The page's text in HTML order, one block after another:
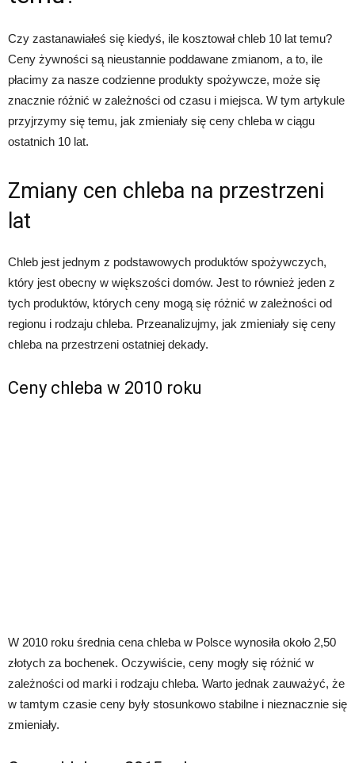
Czy zastanawiałeś się kiedyś, ile kosztował chleb 10 lat temu?
Ceny żywności są nieustannie poddawane zmianom, a to, ile
płacimy za nasze codzienne produkty spożywcze, może się
znacznie różnić w zależności od czasu i miejsca. W tym artykule
przyjrzymy się temu, jak zmieniały się ceny chleba w ciągu
ostatnich 10 lat.
Zmiany cen chleba na przestrzeni
lat
Chleb jest jednym z podstawowych produktów spożywczych,
który jest obecny w większości domów. Jest to również jeden z
tych produktów, których ceny mogą się różnić w zależności od
regionu i rodzaju chleba. Przeanalizujmy, jak zmieniały się ceny
chleba na przestrzeni ostatniej dekady.
Ceny chleba w 2010 roku
W 2010 roku średnia cena chleba w Polsce wynosiła około 2,50
złotych za bochenek. Oczywiście, ceny mogły się różnić w
zależności od marki i rodzaju chleba. Warto jednak zauważyć, że
w tamtym czasie ceny były stosunkowo stabilne i nieznacznie się
zmieniały.